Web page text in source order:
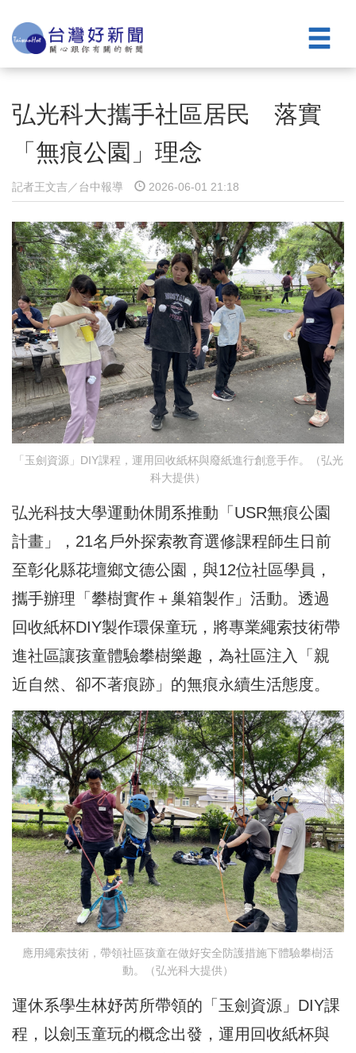
弘光科大攜手社區居民 落實
「無痕公園」理念
記者王文吉／台中報導 2026-06-01 21:18
「玉劍資源」DIY課程，運用回收紙杯與廢紙進行創意手作。（弘光
科大提供）
弘光科技大學運動休閒系推動「USR無痕公園
計畫」，21名戶外探索教育選修課程師生日前
至彰化縣花壇鄉文德公園，與12位社區學員，
攜手辦理「攀樹實作＋巢箱製作」活動。透過
回收紙杯DIY製作環保童玩，將專業繩索技術帶
進社區讓孩童體驗攀樹樂趣，為社區注入「親
近自然、卻不著痕跡」的無痕永續生活態度。
應用繩索技術，帶領社區孩童在做好安全防護措施下體驗攀樹活
動。（弘光科大提供）
運休系學生林妤芮所帶領的「玉劍資源」DIY課
程，以劍玉童玩的概念出發，運用回收紙杯與